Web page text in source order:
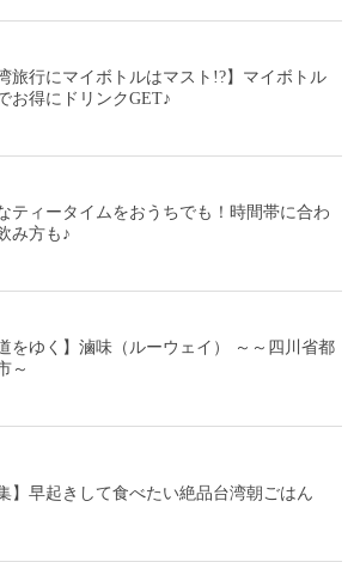
湾旅行にマイボトルはマスト!?】マイボトル
お得にドリンクGET♪
ティータイムをおうちでも！時間帯に合わ
み方も♪
道をゆく】滷味（ルーウェイ） ～～四川省都
～
集】早起きして食べたい絶品台湾朝ごはん